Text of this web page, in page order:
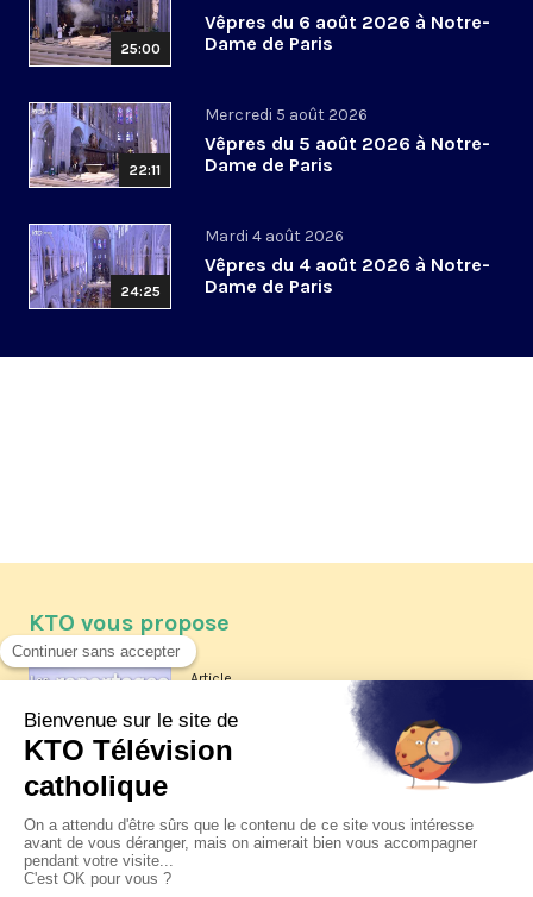
25:00
Vêpres du 6 août 2026 à Notre-
Dame de Paris
22:11
Mercredi 5 août 2026
Vêpres du 5 août 2026 à Notre-
Dame de Paris
24:25
Mardi 4 août 2026
Vêpres du 4 août 2026 à Notre-
Dame de Paris
KTO vous propose
Article
Les reportages d'été 2026 de KTO
La visite pastorale du pape Léon
XIV à Assise à suivre sur KTO le
jeudi 6 août